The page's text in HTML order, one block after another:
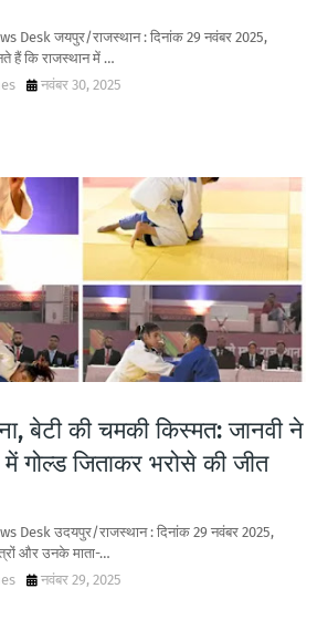
Desk जयपुर/राजस्थान : दिनांक 29 नवंबर 2025,
हैं कि राजस्थान में …
नवंबर 30, 2025
बेटी की चमकी किस्मत: जानवी ने
गोल्ड जिताकर भरोसे की जीत
Desk उदयपुर/राजस्थान : दिनांक 29 नवंबर 2025,
और उनके माता-…
नवंबर 29, 2025